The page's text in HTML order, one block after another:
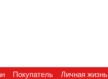
Покупатель Личная жизнь